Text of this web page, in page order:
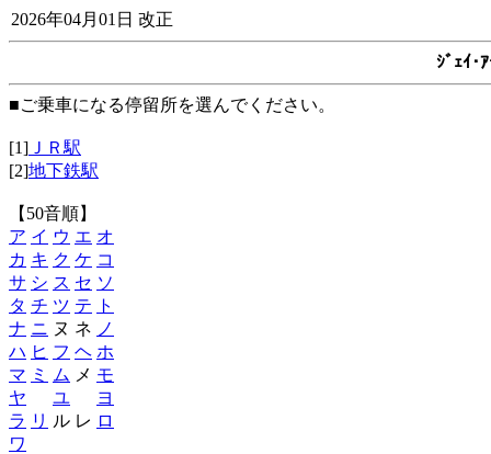
2026年04月01日 改正
ｼﾞｪｲ･
■ご乗車になる停留所を選んでください。
[1] ＪＲ駅
[2]地下鉄駅
【50音順】
ア イ ウ エ オ
カ キ ク ケ コ
サ シ ス セ ソ
タ チ ツ テ
ト
ナ ニ ヌ ネ ノ
ハ ヒ フ ヘ ホ
マ ミ ム メ モ
ヤ
ユ
ヨ
ラ リ ル レ ロ
ワ